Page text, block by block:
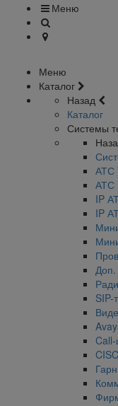
Меню
Меню
Каталог
Назад
Каталог
Системы
АТС
АТС
IP
IP
Call-